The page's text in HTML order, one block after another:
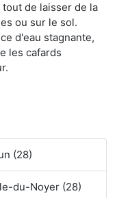
de laisser de la
ou sur le sol.
d'eau stagnante,
les cafards
(28)
du-Noyer (28)